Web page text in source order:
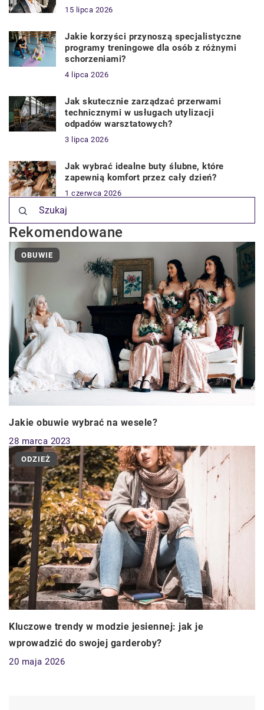
15 lipca 2026
Jakie korzyści przynoszą specjalistyczne
programy treningowe dla osób z różnymi
schorzeniami?
4 lipca 2026
Jak skutecznie zarządzać przerwami
technicznymi w usługach utylizacji
odpadów warsztatowych?
3 lipca 2026
Jak wybrać idealne buty ślubne, które
zapewnią komfort przez cały dzień?
1 czerwca 2026
Rekomendowane
OBUWIE
Jakie obuwie wybrać na wesele?
28 marca 2023
ODZIEŻ
Kluczowe trendy w modzie jesiennej: jak je
wprowadzić do swojej garderoby?
20 maja 2026